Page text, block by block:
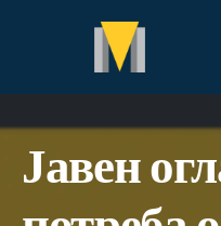
содржината
Јавен